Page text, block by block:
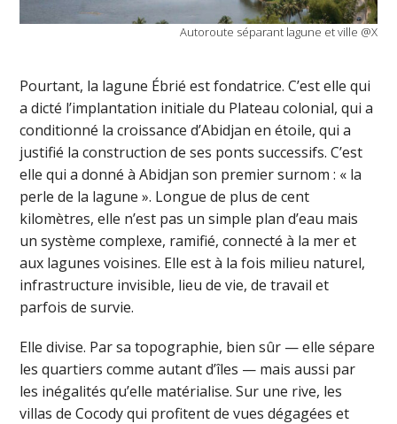
Autoroute séparant lagune et ville @X
Pourtant, la lagune Ébrié est fondatrice. C’est elle qui
a dicté l’implantation initiale du Plateau colonial, qui a
conditionné la croissance d’Abidjan en étoile, qui a
justifié la construction de ses ponts successifs. C’est
elle qui a donné à Abidjan son premier surnom : « la
perle de la lagune ». Longue de plus de cent
kilomètres, elle n’est pas un simple plan d’eau mais
un système complexe, ramifié, connecté à la mer et
aux lagunes voisines. Elle est à la fois milieu naturel,
infrastructure invisible, lieu de vie, de travail et
parfois de survie.
Elle divise. Par sa topographie, bien sûr — elle sépare
les quartiers comme autant d’îles — mais aussi par
les inégalités qu’elle matérialise. Sur une rive, les
villas de Cocody qui profitent de vues dégagées et